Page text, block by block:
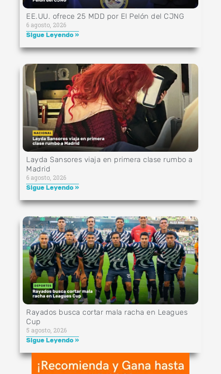
EE.UU. ofrece 25 MDD por El Pelón del CJNG
6 agosto, 2026
Sigue Leyendo »
Layda Sansores viaja en primera clase rumbo a
Madrid
6 agosto, 2026
Sigue Leyendo »
Rayados busca cortar mala racha en Leagues
Cup
5 agosto, 2026
Sigue Leyendo »